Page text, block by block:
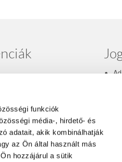
funkciók
média-, hirdető- és
adatait, akik kombinálhatják
az Ön által használt más
hozzájárul a sütik